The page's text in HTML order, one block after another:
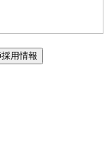
用情報